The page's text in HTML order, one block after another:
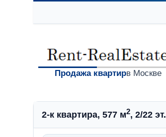
Продажа квартирв Москве
2-к квартира, 577 м2, 2/22 эт.